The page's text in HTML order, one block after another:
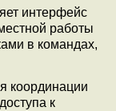
интерфейс
работы
в командах,
координации
к